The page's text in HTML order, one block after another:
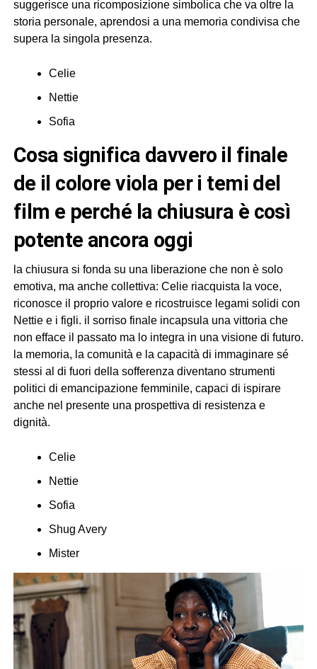
suggerisce una ricomposizione simbolica che va oltre la
storia personale, aprendosi a una memoria condivisa che
supera la singola presenza.
Celie
Nettie
Sofia
cosa significa davvero il finale
de il colore viola per i temi del
film e perché la chiusura è così
potente ancora oggi
la chiusura si fonda su una liberazione che non è solo
emotiva, ma anche collettiva: Celie riacquista la voce,
riconosce il proprio valore e ricostruisce legami solidi con
Nettie e i figli. il sorriso finale incapsula una vittoria che
non efface il passato ma lo integra in una visione di futuro.
la memoria, la comunità e la capacità di immaginare sé
stessi al di fuori della sofferenza diventano strumenti
politici di emancipazione femminile, capaci di ispirare
anche nel presente una prospettiva di resistenza e
dignità.
Celie
Nettie
Sofia
Shug Avery
Mister